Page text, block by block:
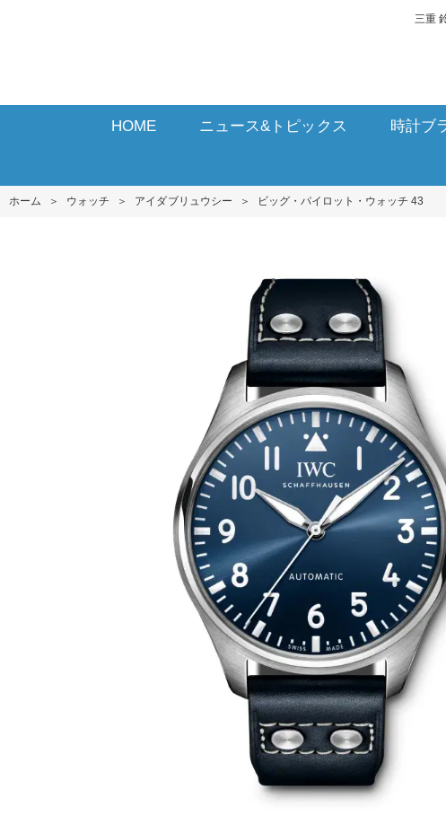
三重
HOME ニュース&トピックス 時計ブ
ホーム ＞ ウォッチ ＞ アイダブリュウシー ＞ ビッグ・パイロット・ウォッチ 43